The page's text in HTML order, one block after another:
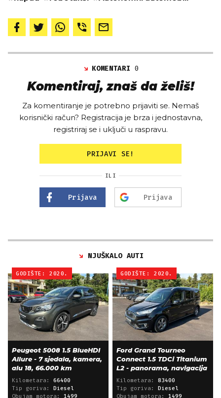
KOMENTARI0
Komentiraj, znaš da želiš!
Za komentiranje je potrebno prijaviti se. Nemaš
korisnički račun? Registracija je brza i jednostavna,
registriraj se i uključi u raspravu.
PRIJAVI SE!
ILI
Prijava Prijava
NJUŠKALO AUTI
GODIŠTE: 2020.
Peugeot 5008 1.5 BlueHDI
Allure - 7 sjedala, kamera,
alu 18, 66.000 km
Kilometara: 66400
Tip goriva: Diesel
Obujam motora: 1499
GODIŠTE: 2020.
Ford Grand Tourneo
Connect 1.5 TDCi Titanium
L2 - panorama, navigacija
Kilometara: 83400
Tip goriva: Diesel
Obujam motora: 1499